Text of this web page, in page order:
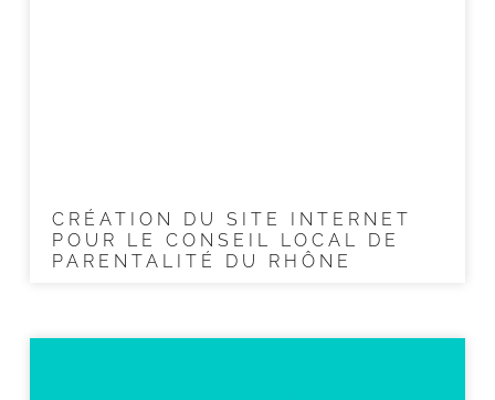
CRÉATION DU SITE INTERNET
POUR LE CONSEIL LOCAL DE
PARENTALITÉ DU RHÔNE